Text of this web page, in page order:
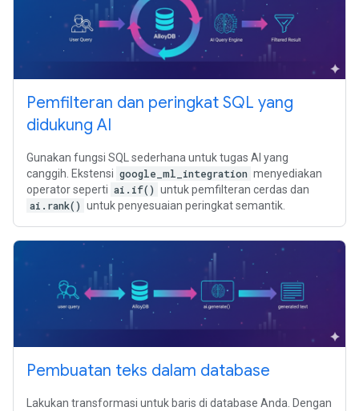
Pemfilteran dan peringkat SQL yang
didukung AI
Gunakan fungsi SQL sederhana untuk tugas AI yang
canggih. Ekstensi google_ml_integration menyediakan
operator seperti ai.if() untuk pemfilteran cerdas dan
ai.rank() untuk penyesuaian peringkat semantik.
Pembuatan teks dalam database
Lakukan transformasi untuk baris di database Anda. Dengan